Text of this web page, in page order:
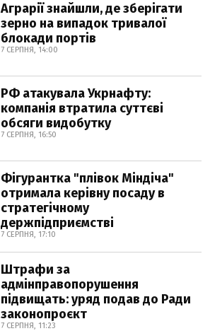
Аграрії знайшли, де зберігати
зерно на випадок тривалої
блокади портів
7 СЕРПНЯ, 14:00
РФ атакувала Укрнафту:
компанія втратила суттєві
обсяги видобутку
7 СЕРПНЯ, 16:50
Фігурантка "плівок Міндіча"
отримала керівну посаду в
стратегічному
держпідприємстві
7 СЕРПНЯ, 17:10
Штрафи за
адмінправопорушення
підвищать: уряд подав до Ради
законопроєкт
7 СЕРПНЯ, 11:23